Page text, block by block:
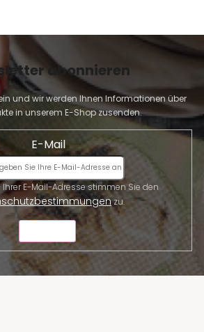
abonnieren
und wir werden Ihnen Informationen über
in unserem E-Shop zusenden.
E-Mail
zu.